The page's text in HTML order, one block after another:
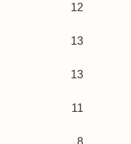
12
13
13
11
8